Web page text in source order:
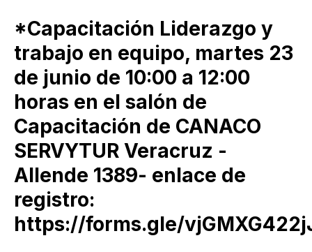
*Capacitación Liderazgo y
trabajo en equipo, martes 23
de junio de 10:00 a 12:00
horas en el salón de
Capacitación de CANACO
SERVYTUR Veracruz -
Allende 1389- enlace de
registro:
https://forms.gle/